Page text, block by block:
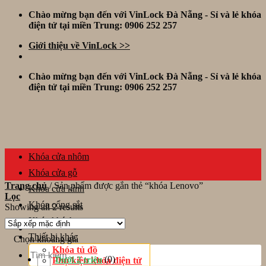
Skip
Chào mừng bạn đến với VinLock Đà Nẵng - Sỉ và lẻ khóa
điện tử tại miền Trung: 0906 252 257
Giới thiệu về VinLock >>
Chào mừng bạn đến với VinLock Đà Nẵng - Sỉ và lẻ khóa
điện tử tại miền Trung: 0906 252 257
Tìm
kiếm:
Khóa cửa nhôm
Khóa cửa gỗ
Khóa cửa kính
Khóa cổng sắt
Khóa khách sạn
Thiết bị khác
Khóa tủ đồ
Phụ kiện khóa điện tử
Trang chủ /Sản phẩm được gắn thẻ “khóa Lenovo”
Lọc
Showing all 2 results
Chọn khoảng giá
Dưới 2 triệu (0)